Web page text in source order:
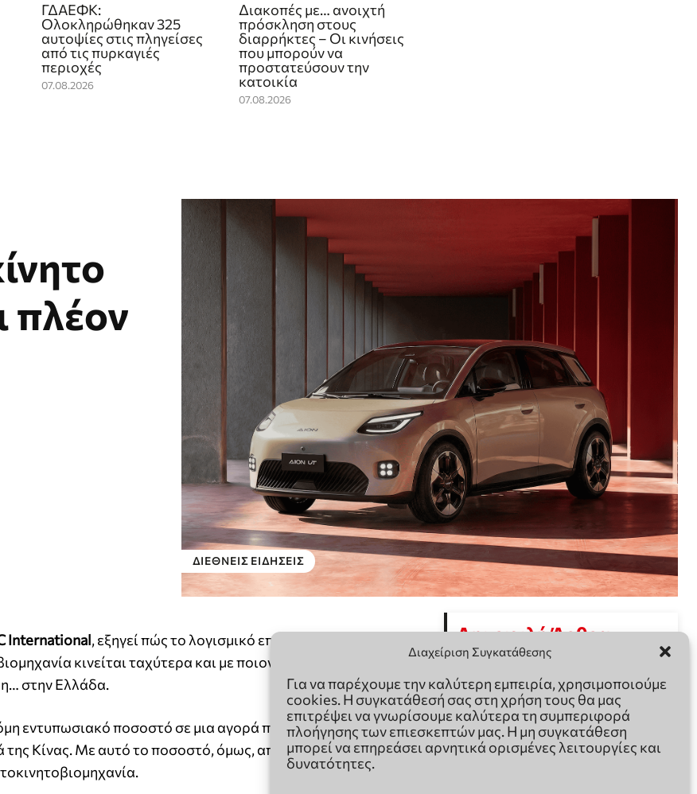
Διαχείριση Συγκατάθεσης
Για να παρέχουμε την καλύτερη εμπειρία, χρησιμοποιούμε
cookies. Η συγκατάθεσή σας στη χρήση τους θα μας
επιτρέψει να γνωρίσουμε καλύτερα τη συμπεριφορά
πλοήγησης των επιεσκεπτών μας. Η μη συγκατάθεση
μπορεί να επηρεάσει αρνητικά ορισμένες λειτουργίες και
δυνατότητες.
ΓΔΑΕΦΚ:
Ολοκληρώθηκαν 325
αυτοψίες στις πληγείσες
από τις πυρκαγιές
περιοχές
07.08.2026
Διακοπές με… ανοιχτή
πρόσκληση στους
διαρρήκτες – Οι κινήσεις
που μπορούν να
προστατεύσουν την
κατοικία
07.08.2026